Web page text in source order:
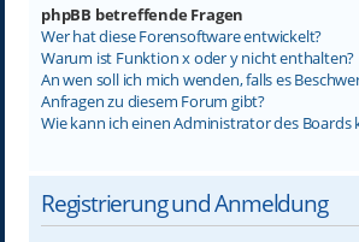
phpBB betreffende Fragen
Wer hat diese Forensoftware entwickelt?
Warum ist Funktion x oder y nicht enthalten?
An wen soll ich mich wenden, falls es
Anfragen zu diesem Forum gibt?
Wie kann ich einen Administrator des Boards
Registrierung und Anmeldung